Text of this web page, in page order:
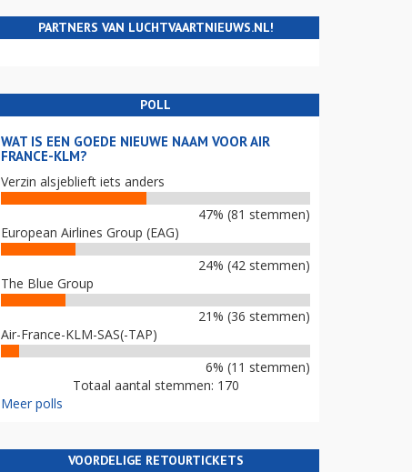
PARTNERS VAN LUCHTVAARTNIEUWS.NL!
POLL
WAT IS EEN GOEDE NIEUWE NAAM VOOR AIR
FRANCE-KLM?
Verzin alsjeblieft iets anders
47% (81 stemmen)
European Airlines Group (EAG)
24% (42 stemmen)
The Blue Group
21% (36 stemmen)
Air-France-KLM-SAS(-TAP)
6% (11 stemmen)
Totaal aantal stemmen: 170
Meer polls
VOORDELIGE RETOURTICKETS